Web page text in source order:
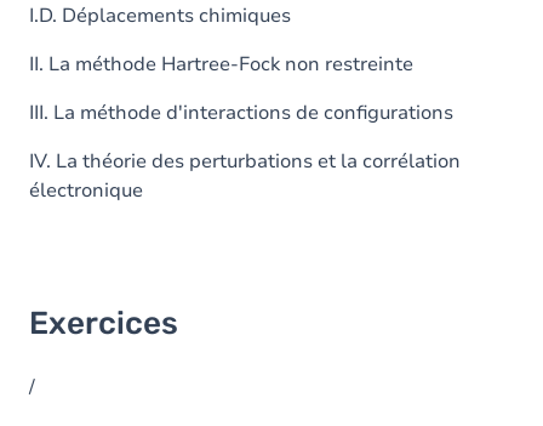
I.D. Déplacements chimiques
II. La méthode Hartree-Fock non restreinte
III. La méthode d'interactions de configurations
IV. La théorie des perturbations et la corrélation
électronique
Exercices
/